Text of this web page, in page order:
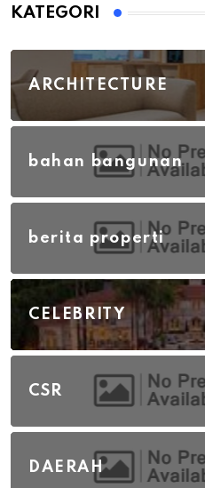
KATEGORI
ARCHITECTURE
bahan bangunan
berita properti
CELEBRITY
CSR
DAERAH